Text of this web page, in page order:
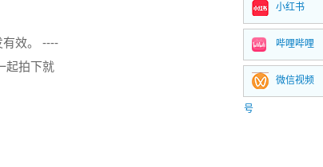
有效。 ----
起拍下就
小红书
哔哩哔哩
微信视频
号